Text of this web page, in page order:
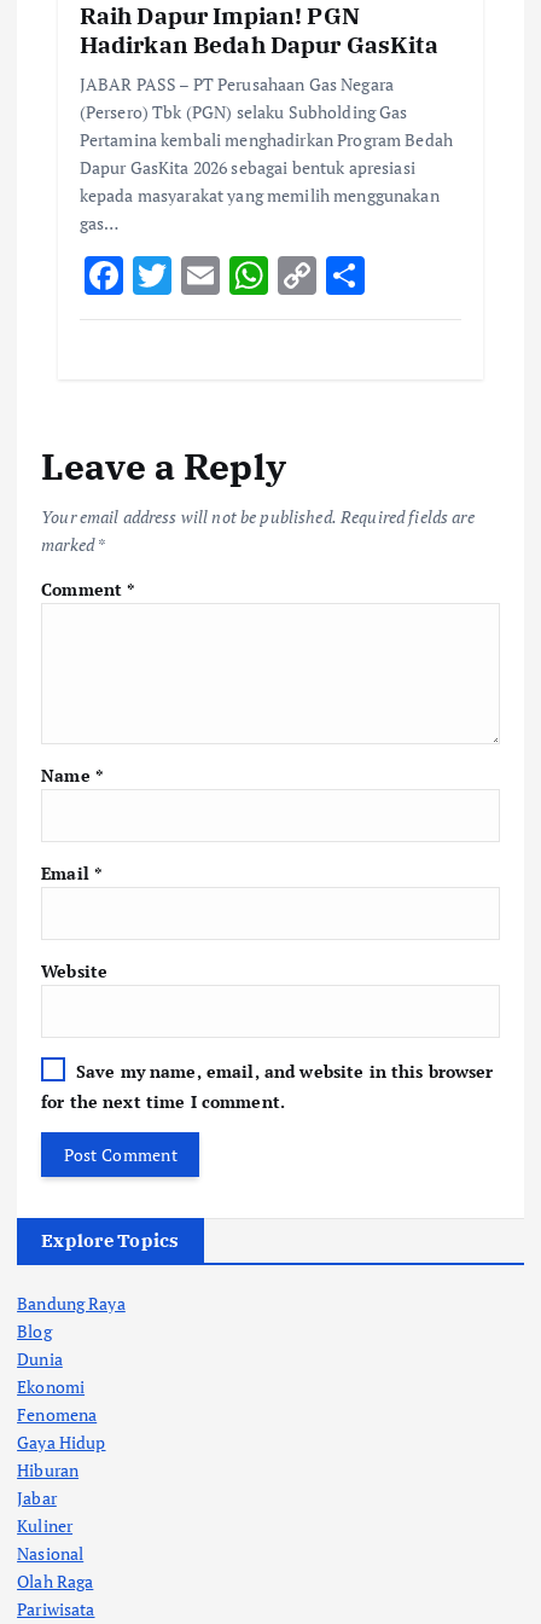
Raih Dapur Impian! PGN
Hadirkan Bedah Dapur GasKita
JABAR PASS – PT Perusahaan Gas Negara
(Persero) Tbk (PGN) selaku Subholding Gas
Pertamina kembali menghadirkan Program Bedah
Dapur GasKita 2026 sebagai bentuk apresiasi
kepada masyarakat yang memilih menggunakan
gas…
F
ac
o
k
T
w
E
m
W
h
p
p
C
o
k
S
h
Leave a Reply
Your email address will not be published. Required fields are
marked*
Comment*
Name *
Email *
Website
Save my name, email, and website in this browser
for the next time I comment.
Explore Topics
Bandung Raya
Blog
Dunia
Ekonomi
Fenomena
Gaya Hidup
Hiburan
Jabar
Kuliner
Nasional
Olah Raga
Pariwisata